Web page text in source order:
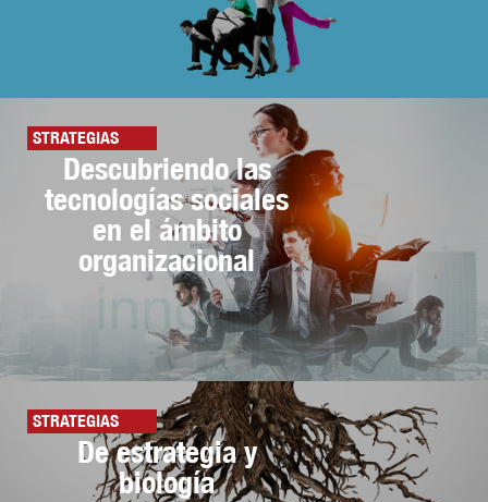
STRATEGIAS
Descubriendo las
tecnologías sociales
en el ámbito
organizacional
STRATEGIAS
De estrategia y
biología